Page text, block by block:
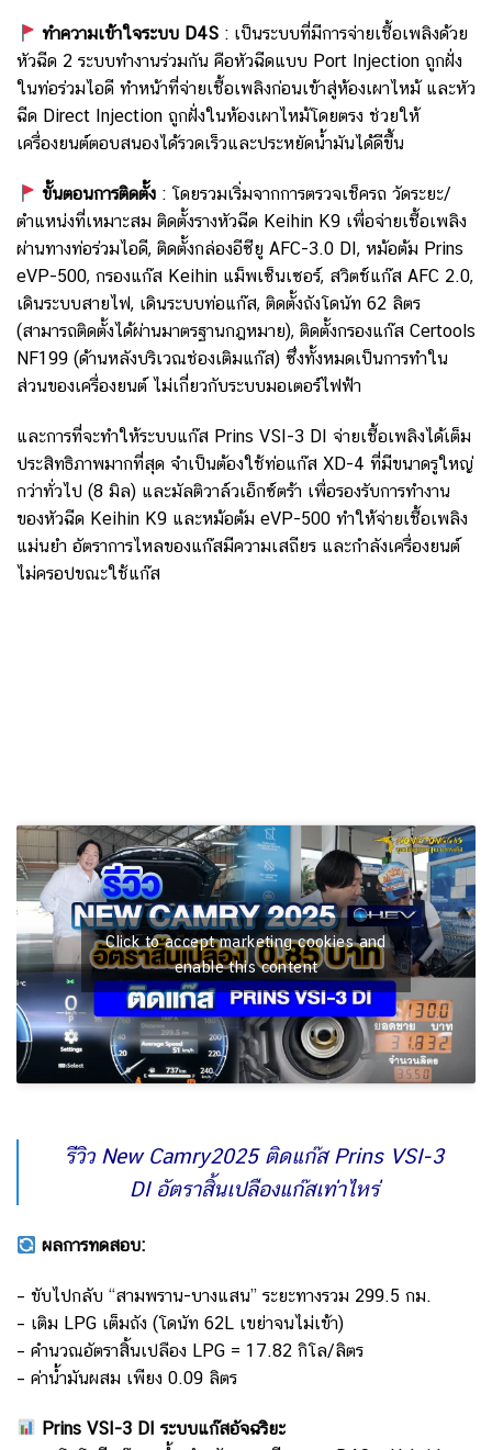
ทำความเข้าใจระบบ D4S : เป็นระบบที่มีการจ่ายเชื้อเพลิงด้วย
หัวฉีด 2 ระบบทำงานร่วมกัน คือหัวฉีดแบบ Port Injection ถูกฝั่ง
ในท่อร่วมไอดี ทำหน้าที่จ่ายเชื้อเพลิงก่อนเข้าสู่ห้องเผาไหม้ และหัว
ฉีด Direct Injection ถูกฝั่งในห้องเผาไหม้โดยตรง ช่วยให้
เครื่องยนต์ตอบสนองได้รวดเร็วและประหยัดน้ำมันได้ดีขึ้น
ขั้นตอนการติดตั้ง : โดยรวมเริ่มจากการตรวจเช็ครถ วัดระยะ/
ตำแหน่งที่เหมาะสม ติดตั้งรางหัวฉีด Keihin K9 เพื่อจ่ายเชื้อเพลิง
ผ่านทางท่อร่วมไอดี, ติดตั้งกล่องอีซียู AFC-3.0 DI, หม้อต้ม Prins
eVP-500, กรองแก๊ส Keihin แม็พเซ็นเซอร์, สวิตช์แก๊ส AFC 2.0,
เดินระบบสายไฟ, เดินระบบท่อแก๊ส, ติดตั้งถังโดนัท 62 ลิตร
(สามารถติดตั้งได้ผ่านมาตรฐานกฎหมาย), ติดตั้งกรองแก๊ส Certools
NF199 (ด้านหลังบริเวณช่องเติมแก๊ส) ซึ่งทั้งหมดเป็นการทำใน
ส่วนของเครื่องยนต์ ไม่เกี่ยวกับระบบมอเตอร์ไฟฟ้า
และการที่จะทำให้ระบบแก๊ส Prins VSI-3 DI จ่ายเชื้อเพลิงได้เต็ม
ประสิทธิภาพมากที่สุด จำเป็นต้องใช้ท่อแก๊ส XD-4 ที่มีขนาดรูใหญ่
กว่าทั่วไป (8 มิล) และมัลติวาล์วเอ็กซ์ตร้า เพื่อรองรับการทำงาน
ของหัวฉีด Keihin K9 และหม้อต้ม eVP-500 ทำให้จ่ายเชื้อเพลิง
แม่นยำ อัตราการไหลของแก๊สมีความเสถียร และกำลังเครื่องยนต์
ไม่ครอปขณะใช้แก๊ส
Click to accept marketing cookies and
enable this content
รีวิว New Camry2025 ติดแก๊ส Prins VSI-3
DI อัตราสิ้นเปลืองแก๊สเท่าไหร่
ผลการทดสอบ:
– ขับไปกลับ “สามพราน-บางแสน” ระยะทางรวม 299.5 กม.
– เติม LPG เต็มถัง (โดนัท 62L เขย่าจนไม่เข้า)
– คำนวณอัตราสิ้นเปลือง LPG = 17.82 กิโล/ลิตร
– ค่าน้ำมันผสม เพียง 0.09 ลิตร
Prins VSI-3 DI ระบบแก๊สอัจฉริยะ